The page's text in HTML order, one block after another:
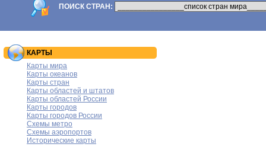
ПОИСК СТРАН:
КАРТЫ
Карты мира
Карты океанов
Карты стран
Карты областей и штатов
Карты областей России
Карты городов
Карты городов России
Схемы метро
Схемы аэропортов
Исторические карты